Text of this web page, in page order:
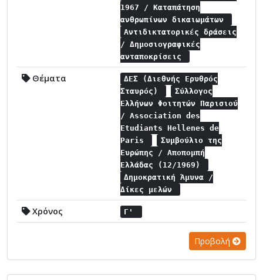
1967 / Καταπάτηση
ανθρωπίνων δικαιωμάτων
Αντιδικτατορικές δράσεις
/ Δημοσιογραφικές
ανταποκρίσεις
Θέματα
ΔΕΣ (Διεθνής Ερυθρός
Σταυρός)
Σύλλογος
Ελλήνων Φοιτητών Παρισιού
/ Association des
Etudiants Hellenes de
Paris
Συμβούλιο της
Ευρώπης / Αποπομπή
Ελλάδας (12/1969)
Δημοκρατική Άμυνα /
Δίκες μελών
Χρόνος Γ'
Προβολή